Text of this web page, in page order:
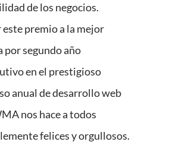
de los negocios.
este premio a la mejor
por segundo año
en el prestigioso
anual de desarrollo web
nos hace a todos
felices y orgullosos.